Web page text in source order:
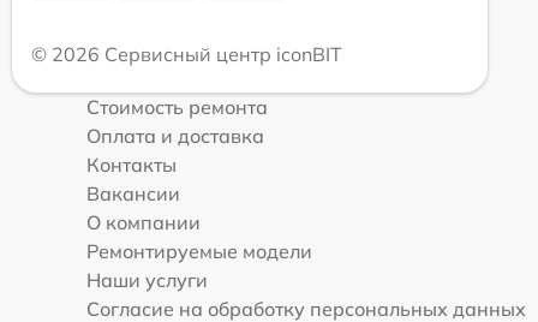
© 2026 Сервисный центр iconBIT
Стоимость ремонта
Оплата и доставка
Контакты
Вакансии
О компании
Ремонтируемые модели
Наши услуги
Согласие на обработку персональных данных